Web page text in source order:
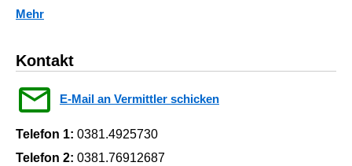
Mehr
Kontakt
E-Mail an Vermittler schicken
Telefon 1: 0381.4925730
Telefon 2: 0381.76912687